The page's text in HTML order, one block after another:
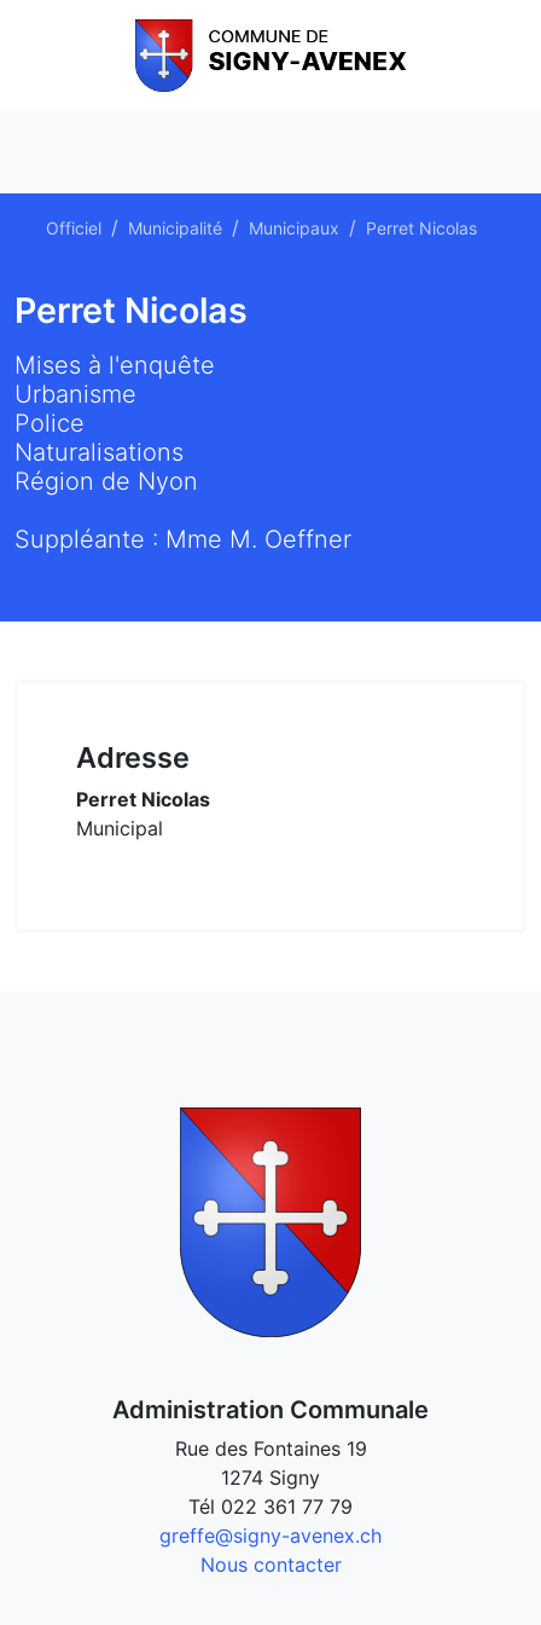
Officiel Municipalité Municipaux Perret Nicolas
Perret Nicolas
Mises à l'enquête
Urbanisme
Police
Naturalisations
Région de Nyon
Suppléante : Mme M. Oeffner
Adresse
Perret Nicolas
Municipal
Administration Communale
Rue des Fontaines 19
1274 Signy
Tél 022 361 77 79
greffe@signy-avenex.ch
Nous contacter